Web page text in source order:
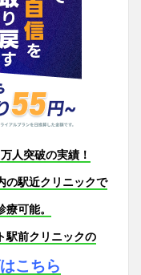
人突破の実績！
の駅近クリニックで
可能。
駅前クリニックの
こちら